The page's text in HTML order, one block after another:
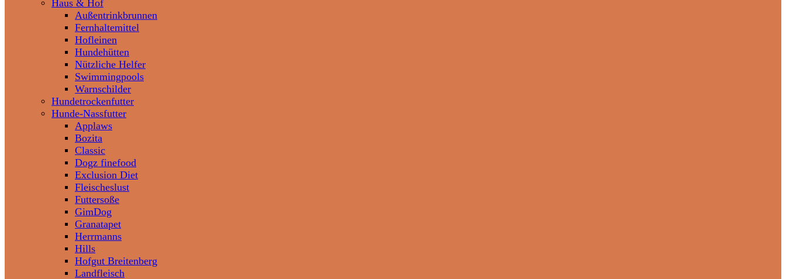
Haus & Hof
Außentrinkbrunnen
Fernhaltemittel
Hofleinen
Hundehütten
Nützliche Helfer
Swimmingpools
Warnschilder
Hundetrockenfutter
Hunde-Nassfutter
Applaws
Bozita
Classic
Dogz finefood
Exclusion Diet
Fleischeslust
Futtersoße
GimDog
Granatapet
Herrmanns
Hills
Hofgut Breitenberg
Landfleisch